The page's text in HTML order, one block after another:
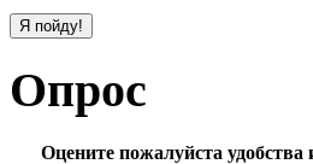
Опрос
Оцените пожалуйста удобства